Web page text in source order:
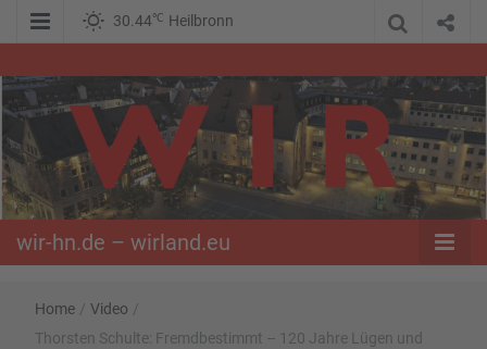
30.44℃ Heilbronn
wir-hn.de –
wirland.eu
wir-hn.de – wirland.eu
Home / Video /
Thorsten Schulte: Fremdbestimmt – 120 Jahre Lügen und